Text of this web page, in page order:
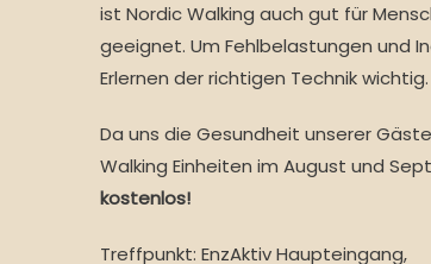
ist Nordic Walking auch gut für
geeignet. Um Fehlbelastungen und
Erlernen der richtigen Technik wichtig.
Da uns die Gesundheit unserer
Walking Einheiten im August und
kostenlos!
Treffpunkt: EnzAktiv Haupteingang,